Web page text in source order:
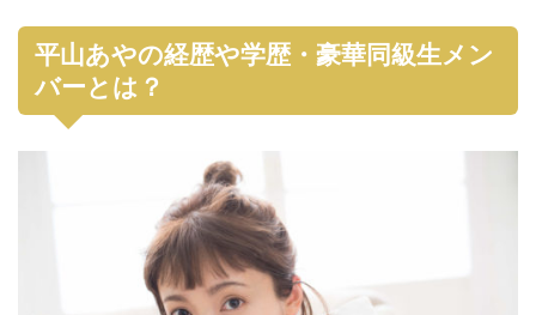
平山あやの経歴や学歴・豪華同級生メン
バーとは？